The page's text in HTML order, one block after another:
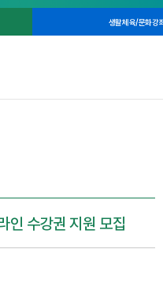
생활체육/문화강
인 수강권 지원 모집